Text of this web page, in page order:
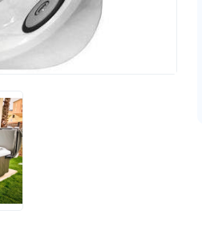
AquaVita
Endless Pool